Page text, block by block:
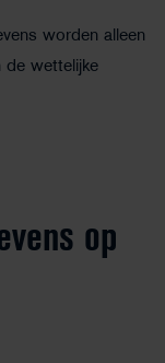
worden alleen
de wettelijke
op